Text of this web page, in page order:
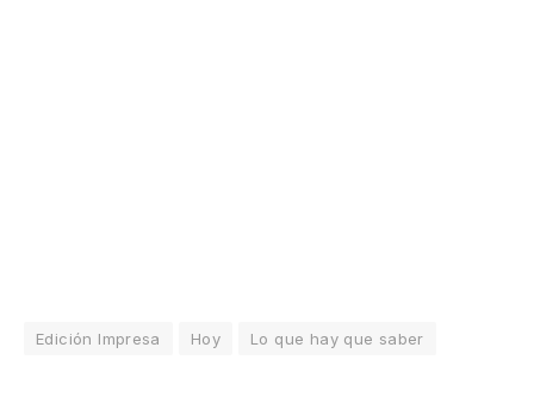
Edición Impresa Hoy Lo que hay que saber